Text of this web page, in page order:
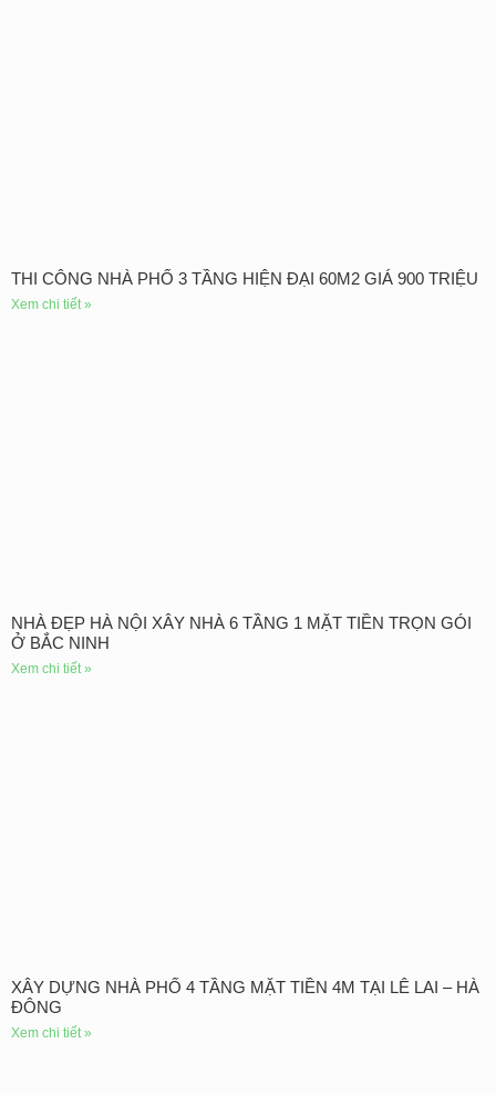
THI CÔNG NHÀ PHỐ 3 TẦNG HIỆN ĐẠI 60M2 GIÁ 900 TRIỆU
Xem chi tiết »
NHÀ ĐẸP HÀ NỘI XÂY NHÀ 6 TẦNG 1 MẶT TIỀN TRỌN GÓI
Ở BẮC NINH
Xem chi tiết »
XÂY DỰNG NHÀ PHỐ 4 TẦNG MẶT TIỀN 4M TẠI LÊ LAI – HÀ
ĐÔNG
Xem chi tiết »